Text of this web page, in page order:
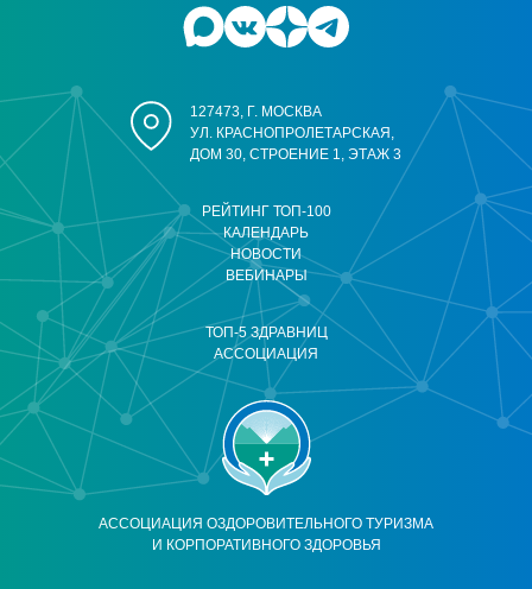
АССОЦИАЦИЯ ОЗДОРОВИТЕЛЬНОГО ТУРИЗМА
И КОРПОРАТИВНОГО ЗДОРОВЬЯ
РЕЙТИНГ ТОП-100
КАЛЕНДАРЬ
НОВОСТИ
ВЕБИНАРЫ
ТОП-5 ЗДРАВНИЦ
АССОЦИАЦИЯ
127473, Г. МОСКВА
УЛ. КРАСНОПРОЛЕТАРСКАЯ,
ДОМ 30, СТРОЕНИЕ 1, ЭТАЖ 3